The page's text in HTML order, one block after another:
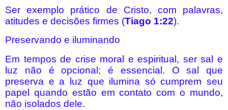
Ser exemplo prático de Cristo, com palavras,
atitudes e decisões firmes (Tiago 1:22).
Preservando e iluminando
Em tempos de crise moral e espiritual, ser sal e
luz não é opcional; é essencial. O sal que
preserva e a luz que ilumina só cumprem seu
papel quando estão em contato com o mundo,
não isolados dele.